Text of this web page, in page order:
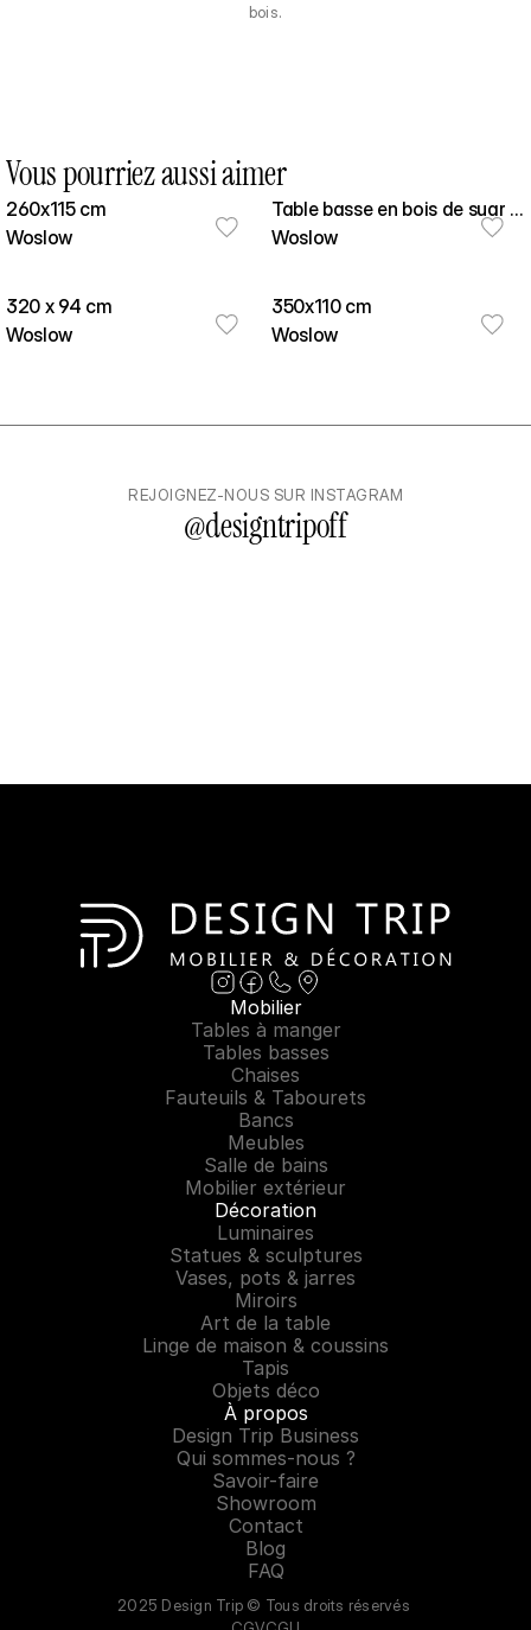
bois.
Vous pourriez aussi aimer
260x115 cm
Woslow
Table basse en bois de suar -
Copa 100cm
Woslow
320 x 94 cm
Woslow
350x110 cm
Woslow
REJOIGNEZ-NOUS SUR INSTAGRAM
@designtripoff
Mobilier
Tables à manger
Tables basses
Chaises
Fauteuils & Tabourets
Bancs
Meubles
Salle de bains
Mobilier extérieur
Décoration
Luminaires
Statues & sculptures
Vases, pots & jarres
Miroirs
Art de la table
Linge de maison & coussins
Tapis
Objets déco
À propos
Design Trip Business
Qui sommes-nous ?
Savoir-faire
Showroom
Contact
Blog
FAQ
2025 Design Trip © Tous droits réservés